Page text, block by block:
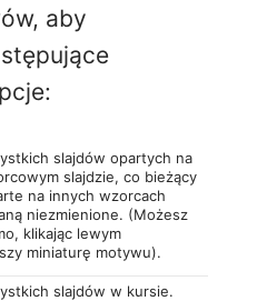
aby
slajdów opartych na
slajdzie, co bieżący
na innych wzorcach
niezmienione. (Możesz
klikając lewym
miniaturę motywu).
slajdów w kursie.